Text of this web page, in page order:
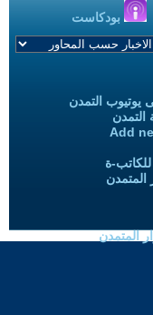
بودكاست
يوتيوب التمدن
التمدن
Add
ة
المتمدن
المتمدن